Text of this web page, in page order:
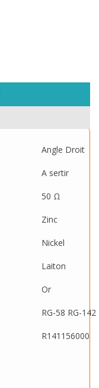
Angle Droit
A sertir
50 Ω
Zinc
Nickel
Laiton
Or
RG-58 RG-142
R141156000